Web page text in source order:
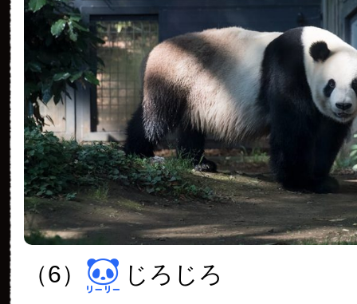
（6） じろじろ